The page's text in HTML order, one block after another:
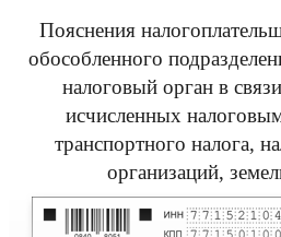
Пояснения
обособленного
налоговый орган в
исчисленных
транспортного налога,
организаций,